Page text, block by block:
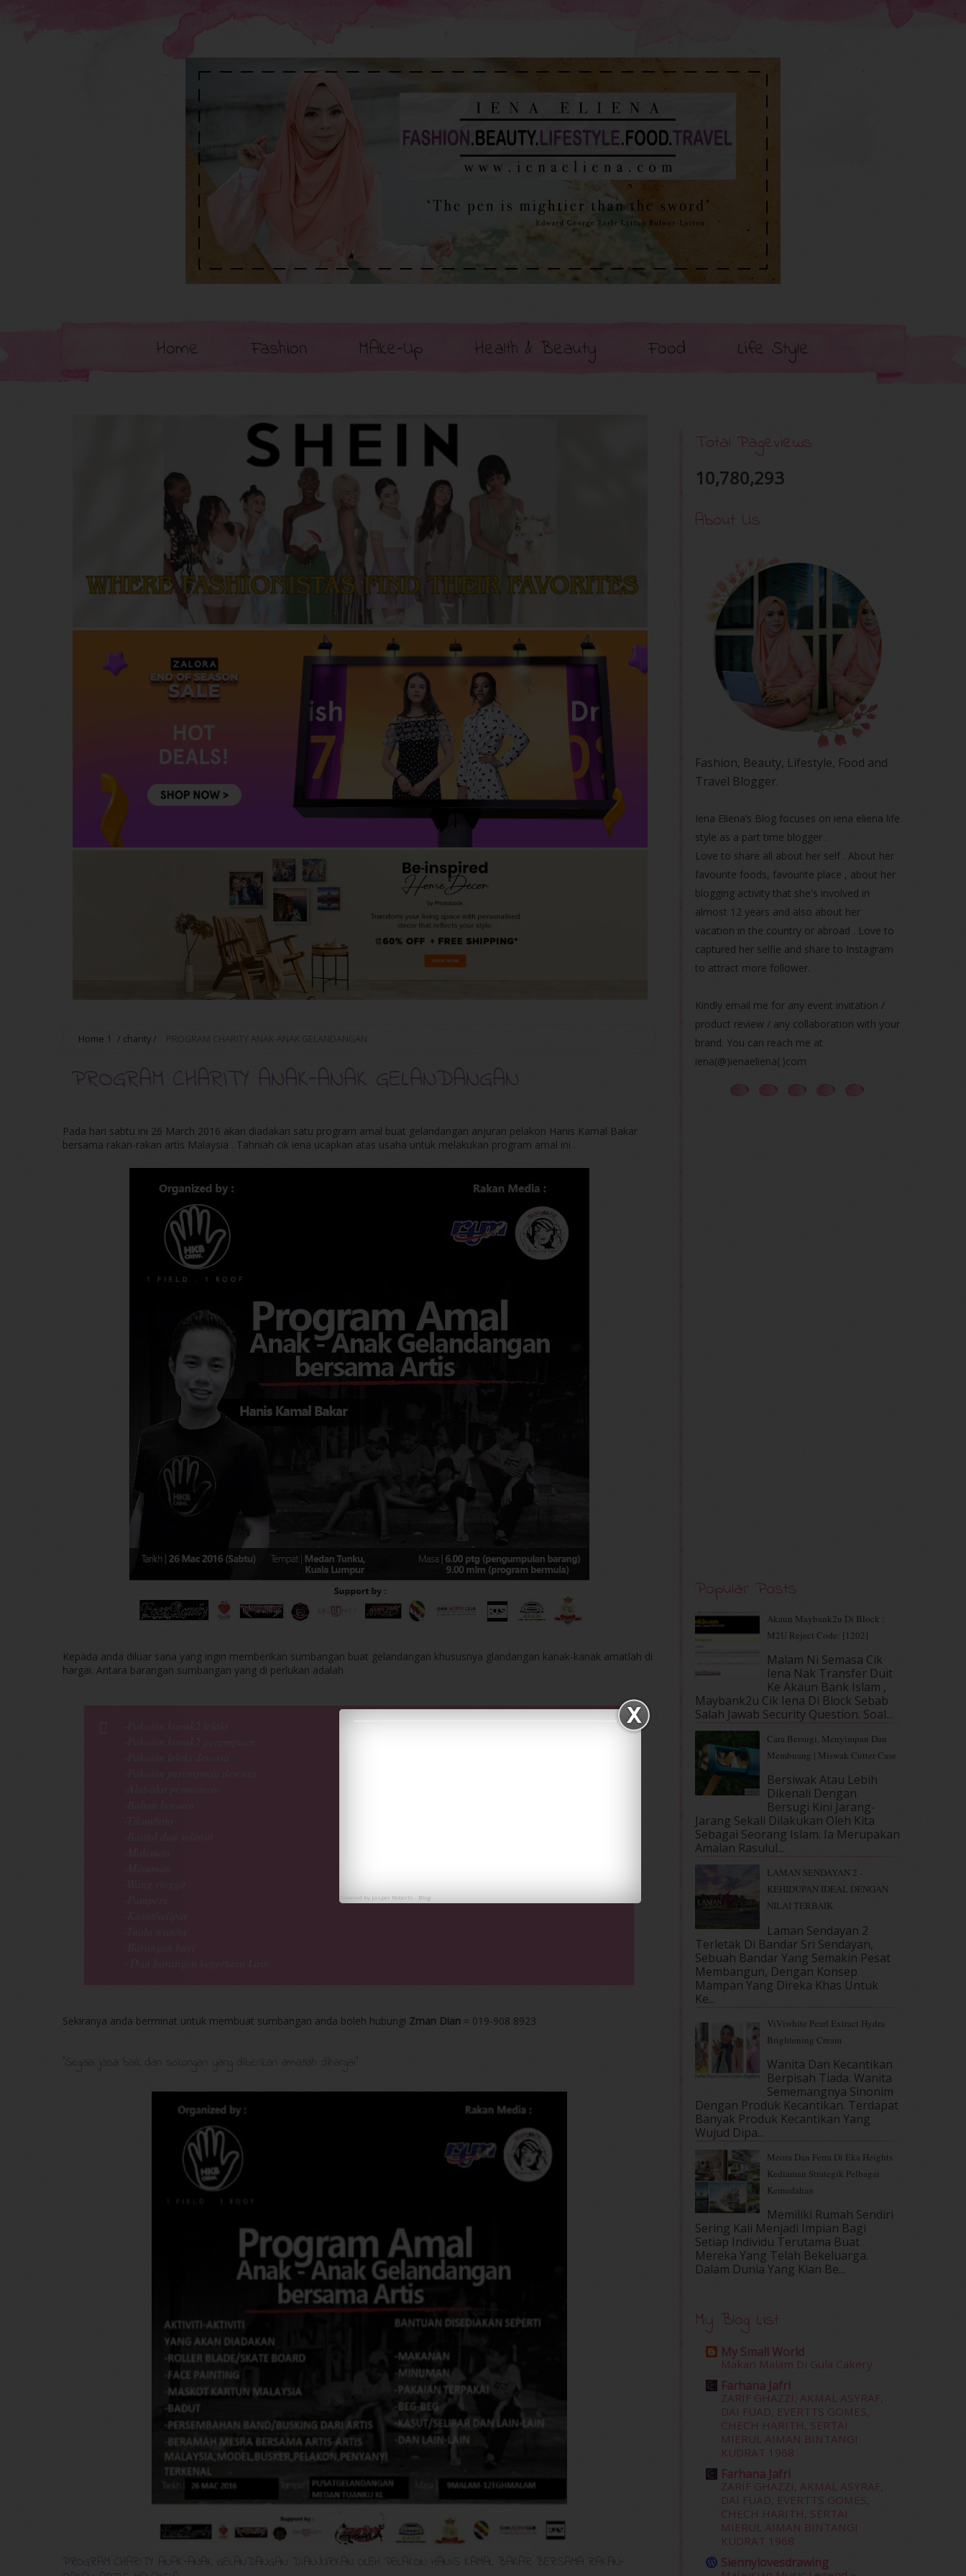
Home Fashion MAke-Up Health & Beauty Food Life Style
Home 1 / charity/ PROGRAM CHARITY ANAK-ANAK GELANDANGAN
PROGRAM CHARITY ANAK-ANAK GELANDANGAN
Pada hari sabtu ini 26 March 2016 akan diadakan satu program amal buat gelandangan anjuran pelakon Hanis Kamal Bakar
bersama rakan-rakan artis Malaysia . Tahniah cik iena ucapkan atas usaha untuk melakukan program amal ini .
Kepada anda diluar sana yang ingin memberikan sumbangan buat gelandangan khususnya glandangan kanak-kanak amatlah di
hargai. Antara barangan sumbangan yang di perlukan adalah
Sekiranya anda berminat untuk membuat sumbangan anda boleh hubungi Zman Dian = 019-908 8923
"Segala jasa baik dan sokongan yang diberikan amatlah dihargai"
PROGRAM CHARITY ANAK-ANAK GELANDANGAN DIANJURKAN OLEH PELAKON HANIS KAMAL BAKAR BERSAMA RAKAN-
Powered by Jasper Roberts - Blog
Total Pageviews
10,780,293
About Us
Fashion, Beauty, Lifestyle, Food and
Travel Blogger.
Iena Eliena’s Blog focuses on iena eliena life
style as a part time blogger .
Love to share all about her self . About her
favourite foods, favourite place , about her
blogging activity that she's involved in
almost 12 years and also about her
vacation in the country or abroad . Love to
captured her selfie and share to Instagram
to attract more follower.
Kindly email me for any event invitation /
product review / any collaboration with your
brand. You can reach me at
iena(@)ienaeliena(.)com
Popular Posts
Akaun Maybank2u Di Block :
M2U Reject Code: [1202]
Malam Ni Semasa Cik
Iena Nak Transfer Duit
Ke Akaun Bank Islam ,
Maybank2u Cik Iena Di Block Sebab
Salah Jawab Security Question. Soal...
Cara Bersugi, Menyimpan Dan
Membuang | Miswak Cutter Case
Bersiwak Atau Lebih
Dikenali Dengan
Bersugi Kini Jarang-
Jarang Sekali Dilakukan Oleh Kita
Sebagai Seorang Islam. Ia Merupakan
Amalan Rasulul...
LAMAN SENDAYAN 2 -
KEHIDUPAN IDEAL DENGAN
NILAI TERBAIK
Laman Sendayan 2
Terletak Di Bandar Sri Sendayan,
Sebuah Bandar Yang Semakin Pesat
Membangun, Dengan Konsep
Mampan Yang Direka Khas Untuk
Ke...
ViViwhite Pearl Extract Hydra
Brightening Cream
Wanita Dan Kecantikan
Berpisah Tiada. Wanita
Sememangnya Sinonim
Dengan Produk Kecantikan. Terdapat
Banyak Produk Kecantikan Yang
Wujud Dipa...
Meora Dan Ferra Di Eka Heights
Kediaman Strategik Pelbagai
Kemudahan
Memiliki Rumah Sendiri
Sering Kali Menjadi Impian Bagi
Setiap Individu Terutama Buat
Mereka Yang Telah Bekeluarga.
Dalam‍ Dunia Yang Kian Be...
My Blog List
My Small World
Makan Malam Di Gula Cakery
Farhana Jafri
ZARIF GHAZZI, AKMAL ASYRAF,
DAI FUAD, EVERTTS GOMES,
CHECH HARITH, SERTAI
MIERUL AIMAN BINTANGI
KUDRAT 1968
Farhana Jafri
ZARIF GHAZZI, AKMAL ASYRAF,
DAI FUAD, EVERTTS GOMES,
CHECH HARITH, SERTAI
MIERUL AIMAN BINTANGI
KUDRAT 1968
Siennylovesdrawing